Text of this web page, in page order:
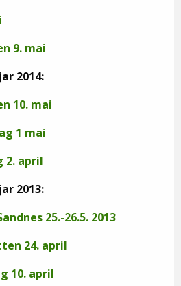
9. mai
2014:
10. mai
1 mai
2. april
2013:
25.-26.5. 2013
24. april
10. april